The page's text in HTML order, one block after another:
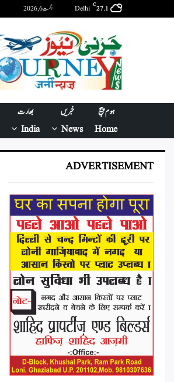
27.1
C
Delhi اگست 6, 2026
ہوم پیج
Home
خبریں
News
بھارت
India
ADVERTISEMENT